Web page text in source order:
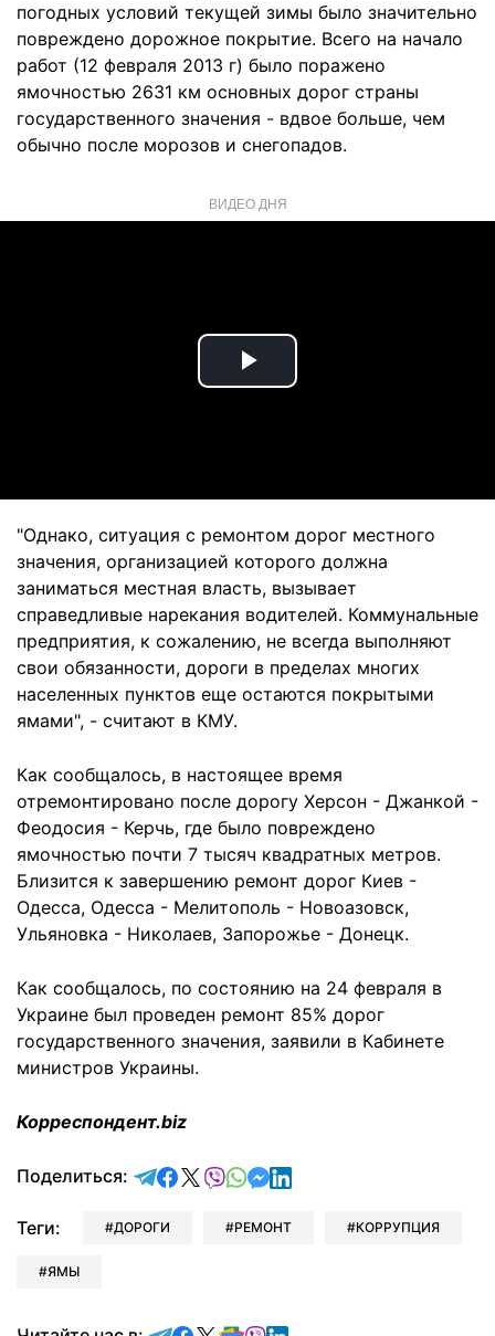
погодных условий текущей зимы было значительно
повреждено дорожное покрытие. Всего на начало
работ (12 февраля 2013 г) было поражено
ямочностью 2631 км основных дорог страны
государственного значения - вдвое больше, чем
обычно после морозов и снегопадов.
ВИДЕО ДНЯ
Play
"Однако, ситуация с ремонтом дорог местного
значения, организацией которого должна
заниматься местная власть, вызывает
справедливые нарекания водителей. Коммунальные
предприятия, к сожалению, не всегда выполняют
свои обязанности, дороги в пределах многих
населенных пунктов еще остаются покрытыми
ямами", - считают в КМУ.
Как сообщалось, в настоящее время
отремонтировано после дорогу Херсон - Джанкой -
Феодосия - Керчь, где было повреждено
ямочностью почти 7 тысяч квадратных метров.
Близится к завершению ремонт дорог Киев -
Одесса, Одесса - Мелитополь - Новоазовск,
Ульяновка - Николаев, Запорожье - Донецк.
Как сообщалось, по состоянию на 24 февраля в
Украине был проведен ремонт 85% дорог
государственного значения, заявили в Кабинете
министров Украины.
Корреспондент.biz
Поделиться: отправить в Telegram
поделиться в Facebook
поделиться в X
отправить в Viber
отправить в Whatsapp
отправить в Messenger
отправить в LinkedIn
Теги: ДОРОГИ РЕМОНТ КОРРУПЦИЯ
ЯМЫ